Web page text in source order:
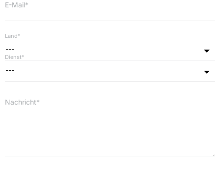
E-Mail*
---
Land*
---
Dienst*
Nachricht*